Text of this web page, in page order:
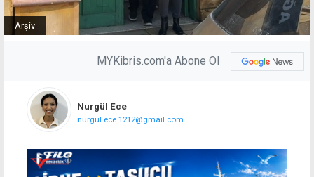
Arşiv
MYKibris.com'a Abone Ol
Nurgül Ece
nurgul.ece.1212@gmail.com